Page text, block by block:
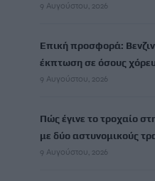
9 Αυγούστου, 2026
Επική προσφορά:
έκπτωση σε όσους
9 Αυγούστου, 2026
Πώς έγινε το τροχαίο
με δύο αστυνομικούς
9 Αυγούστου, 2026